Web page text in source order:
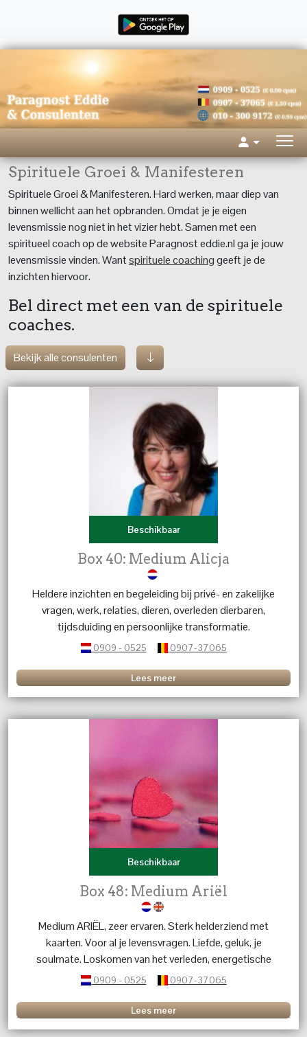
Spirituele Groei & Manifesteren
Spirituele Groei & Manifesteren. Hard werken, maar diep van
binnen wellicht aan het opbranden. Omdat je je eigen
levensmissie nog niet in het vizier hebt. Samen met een
spiritueel coach op de website Paragnost eddie.nl ga je jouw
levensmissie vinden. Wantspirituele coachinggeeft je de
inzichten hiervoor.
Bel direct met een van de spirituele
coaches.
Bekijk alle consulenten
Beschikbaar
Box 40: Medium Alicja
Heldere inzichten en begeleiding bij privé- en zakelijke
vragen, werk, relaties, dieren, overleden dierbaren,
tijdsduiding en persoonlijke transformatie.
0909 - 0525 0907-37065
Lees meer
Beschikbaar
Box 48: Medium Ariël
Medium ARIËL, zeer ervaren. Sterk helderziend met
kaarten. Voor al je levensvragen. Liefde, geluk, je
soulmate. Loskomen van het verleden, energetische
beschermihg, narcistische interacties, persoonlijke
0909 - 0525 0907-37065
Lees meer